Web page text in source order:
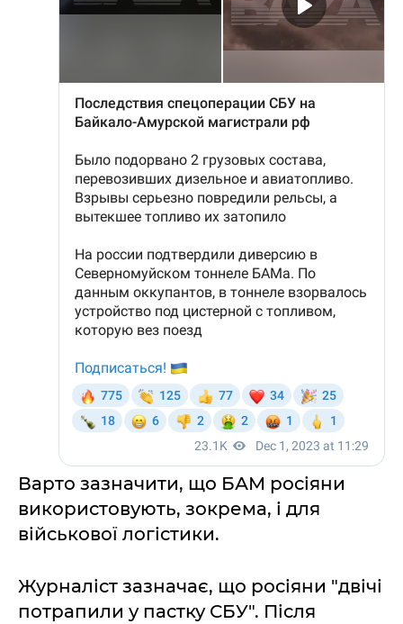
Варто зазначити, що БАМ росіяни
використовують, зокрема, і для
військової логістики.
Журналіст зазначає, що росіяни "двічі
потрапили у пастку СБУ". Після